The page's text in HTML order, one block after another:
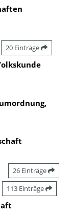
20 Einträge
26 Einträge
113 Einträge